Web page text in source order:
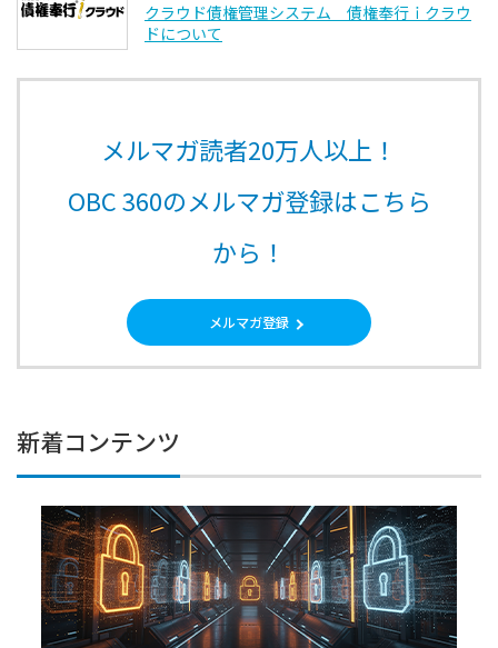
クラウド債権管理システム 債権奉行ｉクラウ
ドについて
メルマガ読者20万人以上！
OBC 360のメルマガ登録はこちら
から！
メルマガ登録
新着コンテンツ